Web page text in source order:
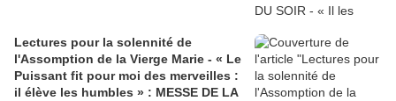
Lectures pour la solennité de
l'Assomption de la Vierge Marie - « Le
Puissant fit pour moi des merveilles :
il élève les humbles » : MESSE DE LA